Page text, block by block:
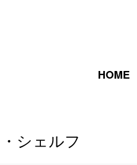
HOME
シェルフ